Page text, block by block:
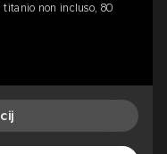
non incluso, 80